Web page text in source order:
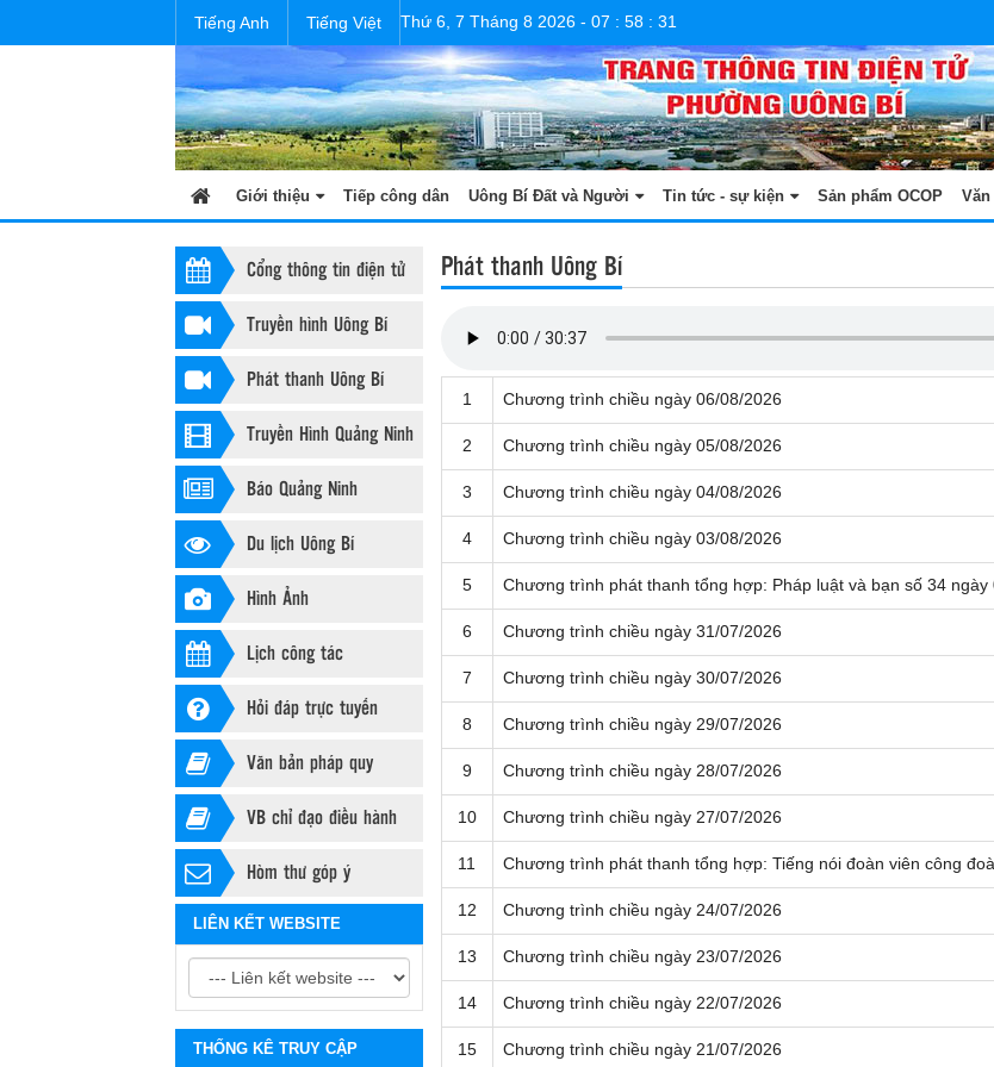
Tiếng Anh Tiếng Việt Thứ 6, 7 Tháng 8 2026 - 07 : 58 : 31
Giới thiệu Tiếp công dân Uông Bí Đất và Người Tin tức - sự kiện Sản phẩm OCOP Văn
Cổng thông tin điện tử
Truyền hình Uông Bí
Phát thanh Uông Bí
Truyền Hình Quảng Ninh
Báo Quảng Ninh
Du lịch Uông Bí
Hình Ảnh
Lịch công tác
Hỏi đáp trực tuyến
Văn bản pháp quy
VB chỉ đạo điều hành
Hòm thư góp ý
LIÊN KẾT WEBSITE
THỐNG KÊ TRUY CẬP
Phát thanh Uông Bí
1 Chương trình chiều ngày 06/08/2026
2 Chương trình chiều ngày 05/08/2026
3 Chương trình chiều ngày 04/08/2026
4 Chương trình chiều ngày 03/08/2026
5 Chương trình phát thanh tổng hợp: Pháp luật và bạn số 34 ngày
6 Chương trình chiều ngày 31/07/2026
7 Chương trình chiều ngày 30/07/2026
8 Chương trình chiều ngày 29/07/2026
9 Chương trình chiều ngày 28/07/2026
10 Chương trình chiều ngày 27/07/2026
11 Chương trình phát thanh tổng hợp: Tiếng nói đoàn viên công
12 Chương trình chiều ngày 24/07/2026
13 Chương trình chiều ngày 23/07/2026
14 Chương trình chiều ngày 22/07/2026
15 Chương trình chiều ngày 21/07/2026